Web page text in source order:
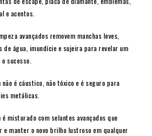
e acentos.
avançados removem manchas leves,
de água, imundície e sujeira para revelar um
sucesso.
é cáustico, não tóxico e é seguro para
metálicas.
misturado com selantes avançados que
e manter o novo brilho lustroso em qualquer